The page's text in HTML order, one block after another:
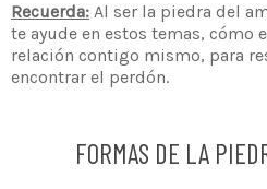
Recuerda: Al ser la piedra del
te ayude en estos temas, cómo
relación contigo mismo, para
encontrar el perdón.
FORMAS DE LA